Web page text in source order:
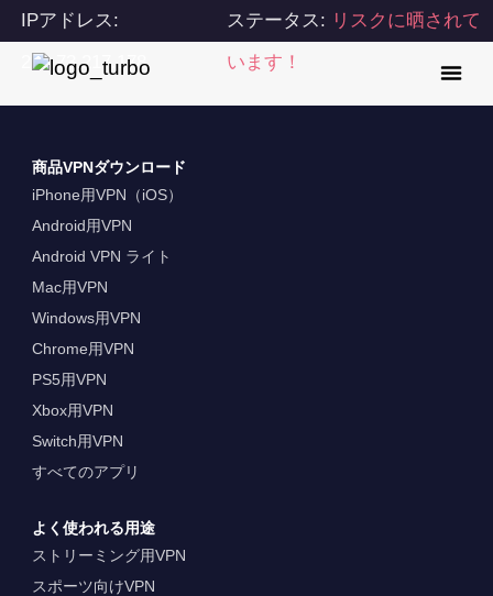
IPアドレス:
216.73.217.178
ステータス: リスクに晒されて
います！
商品VPNダウンロード
iPhone用VPN（iOS）
Android用VPN
Android VPN ライト
Mac用VPN
Windows用VPN
Chrome用VPN
PS5用VPN
Xbox用VPN
Switch用VPN
すべてのアプリ
よく使われる用途
ストリーミング用VPN
スポーツ向けVPN